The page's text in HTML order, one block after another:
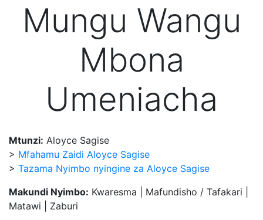
Mungu Wangu
Mbona
Umeniacha
Mtunzi: Aloyce Sagise
> Mfahamu Zaidi Aloyce Sagise
> Tazama Nyimbo nyingine za Aloyce Sagise
Makundi Nyimbo: Kwaresma | Mafundisho / Tafakari |
Matawi | Zaburi